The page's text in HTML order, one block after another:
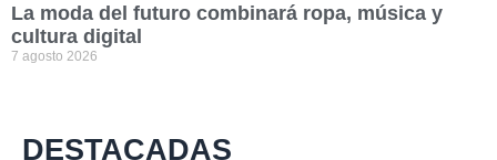
La moda del futuro combinará ropa, música y
cultura digital
7 agosto 2026
DESTACADAS